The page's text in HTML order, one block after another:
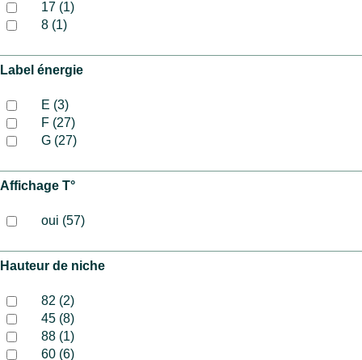
17 (1)
8 (1)
Label énergie
E (3)
F (27)
G (27)
Affichage T°
oui (57)
Hauteur de niche
82 (2)
45 (8)
88 (1)
60 (6)